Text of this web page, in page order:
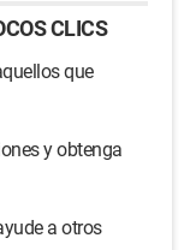
CLICS
que
y obtenga
a otros